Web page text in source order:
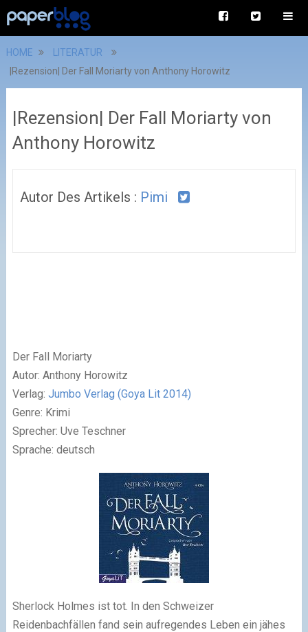
HOME
LITERATUR
|Rezension| Der Fall Moriarty von Anthony Horowitz
|Rezension| Der Fall Moriarty von
Anthony Horowitz
Autor Des Artikels : Pimi
Der Fall Moriarty
Autor: Anthony Horowitz
Verlag: Jumbo Verlag (Goya Lit 2014)
Genre: Krimi
Sprecher: Uve Teschner
Sprache: deutsch
Sherlock Holmes ist tot. In den Schweizer
Reidenbachfällen fand sein aufregendes Leben ein jähes